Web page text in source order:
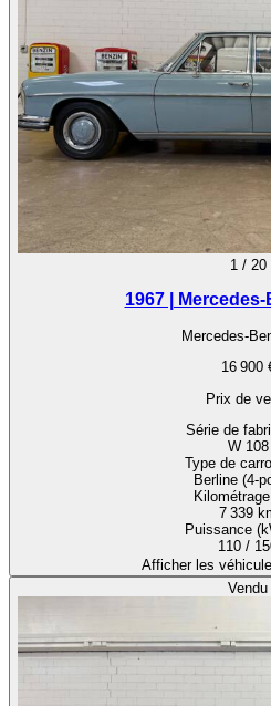
1 / 20
1967 | Mercedes-
Mercedes-
16 900
Prix de
Série de
W 108
Type de
Berline (4-
7 339
Puissance
110 /
Afficher les
Vendu